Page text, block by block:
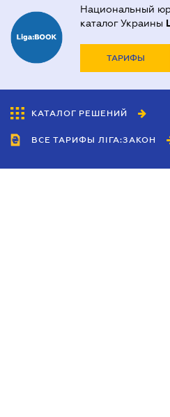
Национальный
каталог Украины
ТАРИФЫ
КАТАЛОГ РЕШЕНИЙ
ВСЕ ТАРИФЫ ЛІГА:ЗАКОН